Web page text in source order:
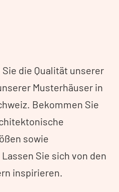
die Qualität unserer
Musterhäuser in
Bekommen Sie
sowie
Sie sich von den
inspirieren.